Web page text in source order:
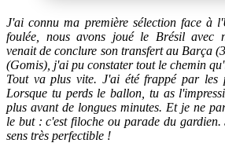
J'ai connu ma première sélection face à
foulée, nous avons joué le Brésil avec
venait de conclure son transfert au Barça
(Gomis), j'ai pu constater tout le chemin
Tout va plus vite. J'ai été frappé par les
Lorsque tu perds le ballon, tu as
plus avant de longues minutes. Et je ne
le but : c'est filoche ou parade du gardien.
sens très perfectible !